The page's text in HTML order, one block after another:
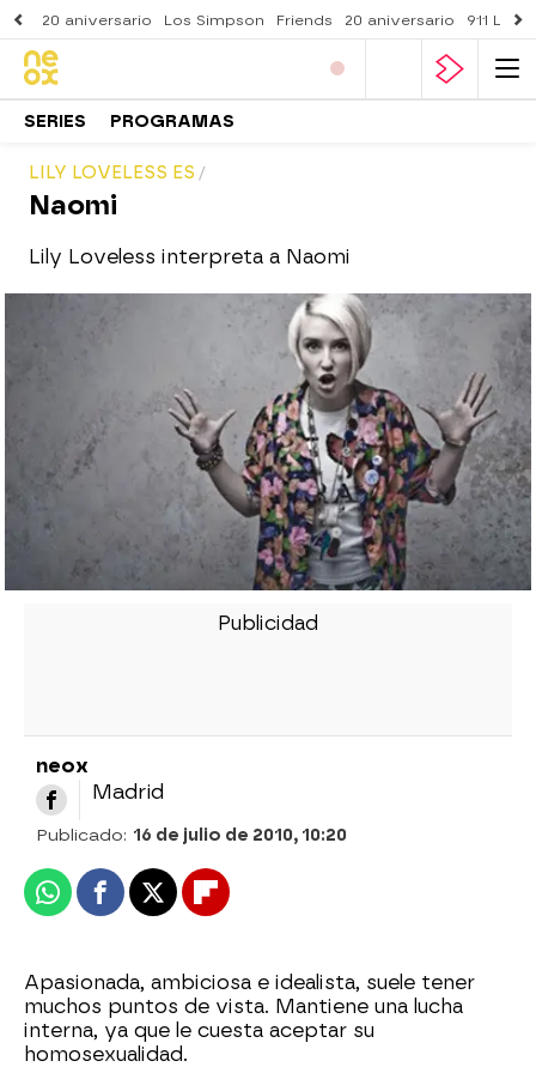
20 aniversario Los Simpson Friends 20 aniversario 911
SERIES PROGRAMAS
LILY LOVELESS ES
Naomi
Lily Loveless interpreta a Naomi
neox
Madrid
Publicado: 16 de julio de 2010, 10:20
WhatsappFacebook
X Flipboard
Apasionada, ambiciosa e idealista, suele tener
muchos puntos de vista. Mantiene una lucha
interna, ya que le cuesta aceptar su
homosexualidad.